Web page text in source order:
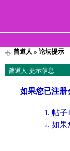
曾道人 » 论坛提示
曾道人 提示信息
如果您已注册
帖子
如果